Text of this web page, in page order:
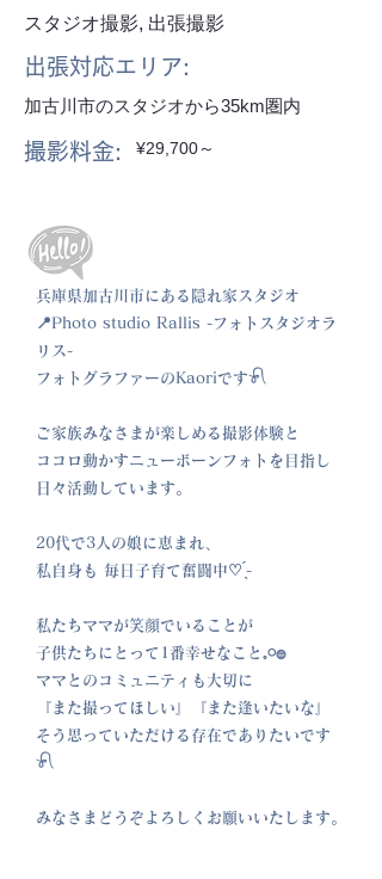
スタジオ撮影, 出張撮影
出張対応エリア:
加古川市のスタジオから35km圏内
撮影料金: ¥29,700～
兵庫県加古川市にある隠れ家スタジオ
📍Photo studio Rallis -フォトスタジオラ
リス-
フォトグラファーのKaoriです‎‪𓍯 ‬
ご家族みなさまが楽しめる撮影体験と
ココロ動かすニューボーンフォトを目指し
日々活動しています。
20代で3人の娘に恵まれ、
私自身も 毎日子育て奮闘中♡ ̖́-
私たちママが笑顔でいることが
子供たちにとって1番幸せなこと𓈒𓏸𓐍
ママとのコミュニティも大切に
『また撮ってほしい』『また逢いたいな』
そう思っていただける存在でありたいです‎‪
𓍯 ‬
みなさまどうぞよろしくお願いいたします。